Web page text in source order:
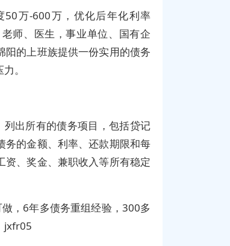
万-600万，优化后年化利率
师、医生，事业单位、国有企
阳的上班族提供一份实用的债务
。
出所有的债务项目，包括贷记
务的金额、利率、还款期限和每
资、奖金、兼职收入等所有稳定
，6年多债务重组经验，300多
jxfr05